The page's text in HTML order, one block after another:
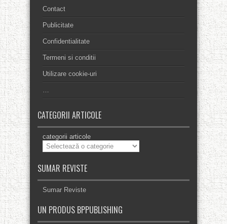
Contact
Publicitate
Confidentialitate
Termeni si conditii
Utilizare cookie-uri
…
CATEGORII ARTICOLE
categorii articole
SUMAR REVISTE
Sumar Reviste
UN PRODUS BPPUBLISHING